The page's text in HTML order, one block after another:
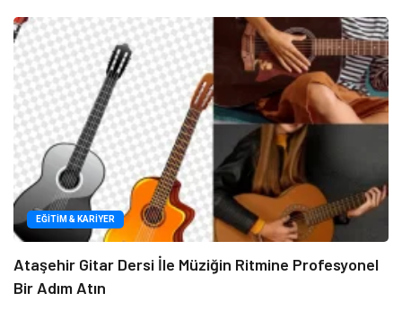
EĞITIM & KARIYER
Ataşehir Gitar Dersi İle Müziğin Ritmine Profesyonel
Bir Adım Atın